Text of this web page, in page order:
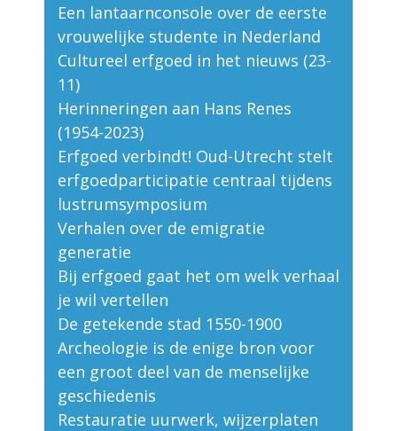
Een lantaarnconsole over de eerste
vrouwelijke studente in Nederland
Cultureel erfgoed in het nieuws (23-
11)
Herinneringen aan Hans Renes
(1954-2023)
Erfgoed verbindt! Oud-Utrecht stelt
erfgoedparticipatie centraal tijdens
lustrumsymposium
Verhalen over de emigratie
generatie
Bij erfgoed gaat het om welk verhaal
je wil vertellen
De getekende stad 1550-1900
Archeologie is de enige bron voor
een groot deel van de menselijke
geschiedenis
Restauratie uurwerk, wijzerplaten